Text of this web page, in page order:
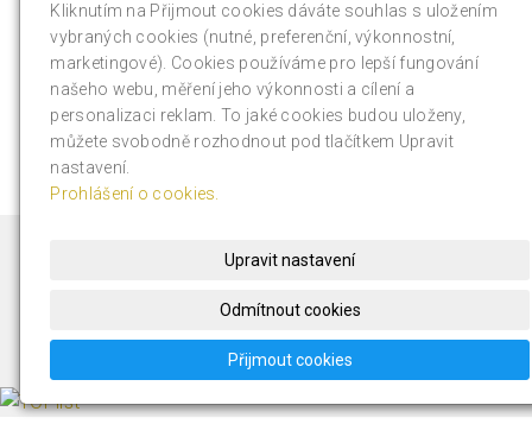
« zpět
Oblíbené odkazy
Majda-shop.cz
Kliknutím na Přijmout cookies dáváte souhlas s uložením
vybraných cookies (nutné, preferenční, výkonnostní,
marketingové). Cookies používáme pro lepší fungování
našeho webu, měření jeho výkonnosti a cílení a
personalizaci reklam. To jaké cookies budou uloženy,
můžete svobodně rozhodnout pod tlačítkem Upravit
nastavení.
Prohlášení o cookies.
Upravit nastavení
Odmítnout cookies
Přijmout cookies